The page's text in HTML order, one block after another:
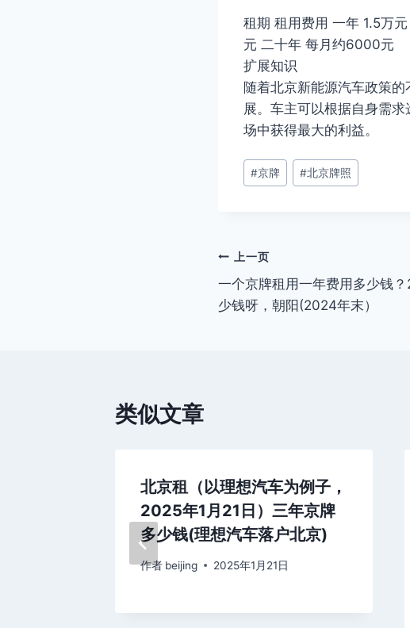
租期 租用费用 一年 1.5万
元 二十年 每月约6000元
扩展知识
随着北京新能源汽车政策
展。车主可以根据自身需
场中获得最大的利益。
文
章
#京牌 #北京牌照
文
章
上一页
一个京牌租用一年费用多少钱
少钱呀，朝阳(2024年末）
类似文章
北京租（以理想汽车为例子，
2025年1月21日）三年京牌
多少钱(理想汽车落户北京)
作者 beijing 2025年1月21日